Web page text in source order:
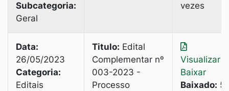
Subcategoria:
Geral
vezes
Data:
26/05/2023
Categoria:
Editais
Titulo: Edital
Complementar nº
003-2023 -
Processo
Visualizar
Baixar
Baixado: 5